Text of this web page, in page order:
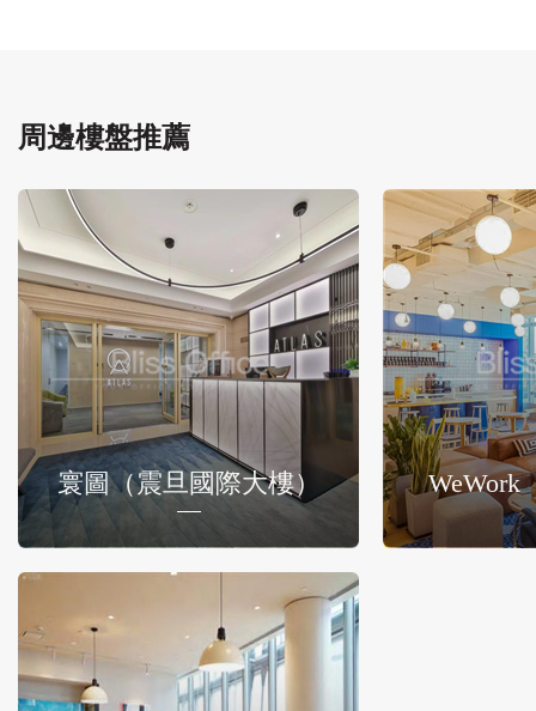
周邊樓盤推薦
寰圖（震旦國際大樓） WeWork